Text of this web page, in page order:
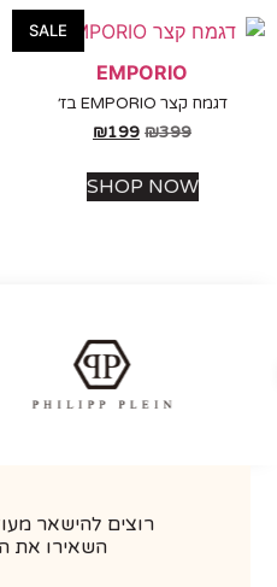
SALE
EMPORIO
דגמח קצר EMPORIO בז׳
₪
₪199
SHOP NOW
רוצים להישאר
השאירו את